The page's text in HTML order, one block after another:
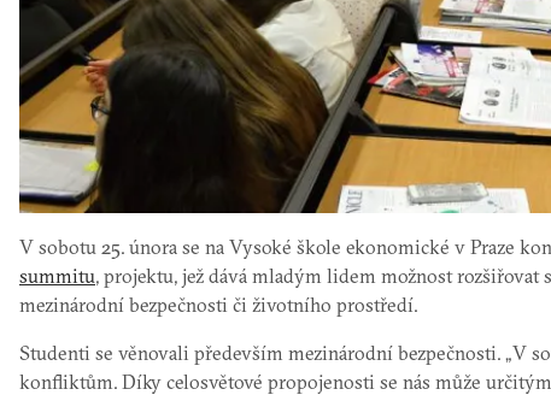
V sobotu 25. února se na Vysoké škole ekonomické v Praze
summitu, projektu, jež dává mladým lidem možnost
mezinárodní bezpečnosti či životního prostředí.
Studenti se věnovali především mezinárodní bezpečnosti. „V
konfliktům. Díky celosvětové propojenosti se nás může